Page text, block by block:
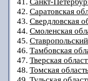
42. Саратовская
43. Свердловская
44. Смоленская
45.
46. Тамбовская
47. Тверская
48. Томская